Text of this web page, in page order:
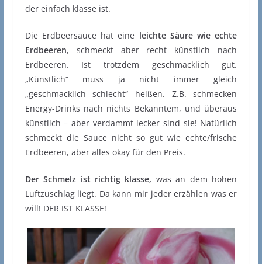
der einfach klasse ist.
Die Erdbeersauce hat eine leichte Säure wie echte
Erdbeeren, schmeckt aber recht künstlich nach
Erdbeeren. Ist trotzdem geschmacklich gut.
„Künstlich“ muss ja nicht immer gleich
„geschmacklich schlecht“ heißen. Z.B. schmecken
Energy-Drinks nach nichts Bekanntem, und überaus
künstlich – aber verdammt lecker sind sie! Natürlich
schmeckt die Sauce nicht so gut wie echte/frische
Erdbeeren, aber alles okay für den Preis.
Der Schmelz ist richtig klasse, was an dem hohen
Luftzuschlag liegt. Da kann mir jeder erzählen was er
will! DER IST KLASSE!